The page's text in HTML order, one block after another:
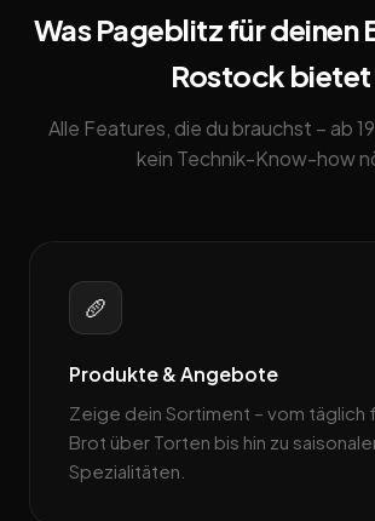
Was Pageblitz für deinen
Rostock bietet
Alle Features, die du brauchst – ab
kein Technik-Know-how
🥖
Produkte & Angebote
Zeige dein Sortiment – vom täglich
Brot über Torten bis hin zu
Spezialitäten.